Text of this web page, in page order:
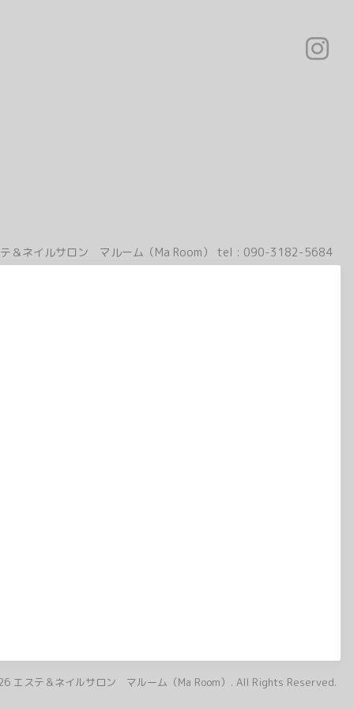
＆ネイルサロン マルーム（Ma Room） tel : 090-3182-5684
エステ＆ネイルサロン マルーム（Ma Room） . All Rights Reserved.